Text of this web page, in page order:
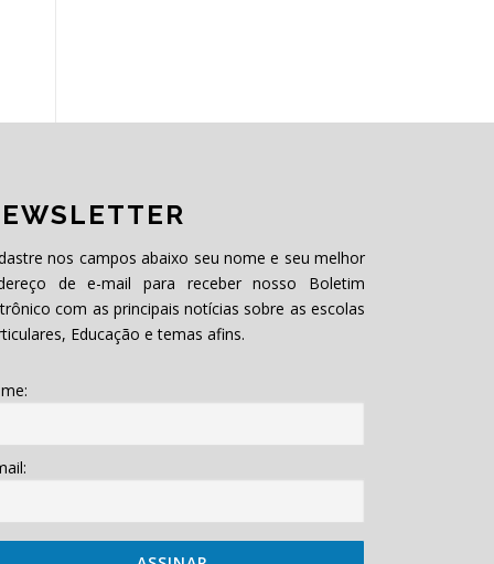
nos campos abaixo seu nome e seu melhor
de e-mail para receber nosso Boletim
com as principais notícias sobre as escolas
Educação e temas afins.